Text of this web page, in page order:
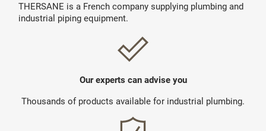
THERSANE is a French company supplying plumbing and
industrial piping equipment.
Our experts can advise you
Thousands of products available for industrial plumbing.